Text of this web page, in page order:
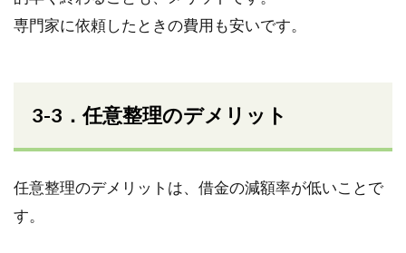
専門家に依頼したときの費用も安いです。
3-3．任意整理のデメリット
任意整理のデメリットは、借金の減額率が低いことで
す。